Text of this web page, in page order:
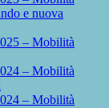
e nuova
– Mobilità
– Mobilità
– Mobilità